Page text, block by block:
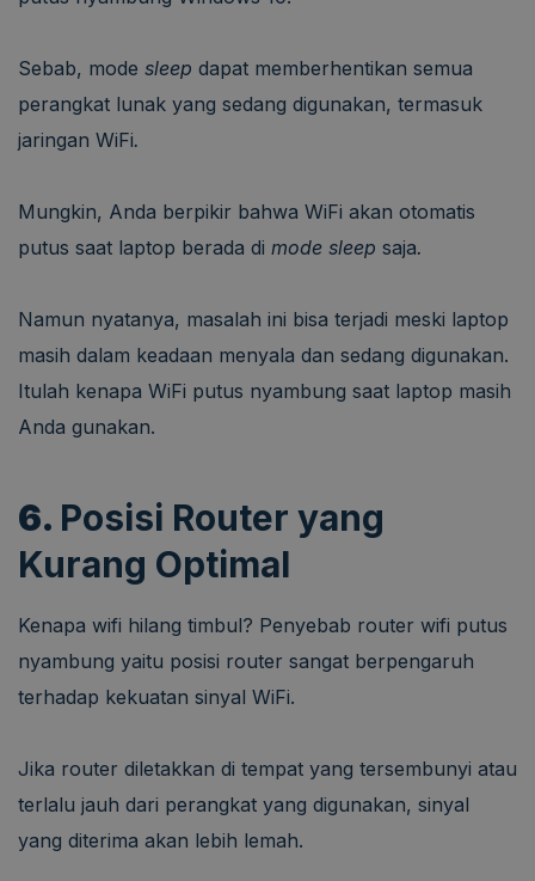
Sebab, mode sleep dapat memberhentikan semua
perangkat lunak yang sedang digunakan, termasuk
jaringan WiFi.
Mungkin, Anda berpikir bahwa WiFi akan otomatis
putus saat laptop berada di mode sleep saja.
Namun nyatanya, masalah ini bisa terjadi meski laptop
masih dalam keadaan menyala dan sedang digunakan.
Itulah kenapa WiFi putus nyambung saat laptop masih
Anda gunakan.
6. Posisi Router yang
Kurang Optimal
Kenapa wifi hilang timbul? Penyebab router wifi putus
nyambung yaitu posisi router sangat berpengaruh
terhadap kekuatan sinyal WiFi.
Jika router diletakkan di tempat yang tersembunyi atau
terlalu jauh dari perangkat yang digunakan, sinyal
yang diterima akan lebih lemah.